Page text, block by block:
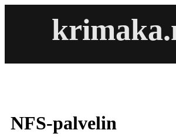
NFS-palvelin